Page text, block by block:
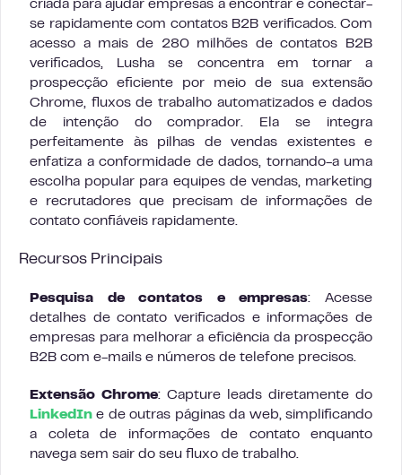
criada para ajudar empresas a encontrar e conectar-
se rapidamente com contatos B2B verificados. Com
acesso a mais de 280 milhões de contatos B2B
verificados, Lusha se concentra em tornar a
prospecção eficiente por meio de sua extensão
Chrome, fluxos de trabalho automatizados e dados
de intenção do comprador. Ela se integra
perfeitamente às pilhas de vendas existentes e
enfatiza a conformidade de dados, tornando-a uma
escolha popular para equipes de vendas, marketing
e recrutadores que precisam de informações de
contato confiáveis rapidamente.
Recursos Principais
Pesquisa de contatos e empresas: Acesse
detalhes de contato verificados e informações de
empresas para melhorar a eficiência da prospecção
B2B com e-mails e números de telefone precisos.
Extensão Chrome: Capture leads diretamente do
LinkedIn e de outras páginas da web, simplificando
a coleta de informações de contato enquanto
navega sem sair do seu fluxo de trabalho.